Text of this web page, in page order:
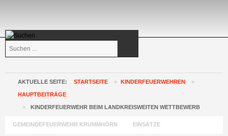
AKTUELLE SEITE: STARTSEITE » KINDERFEUERWEHREN »
HAUPTBEITRÄGE
» KINDERFEUERWEHR BEIM LANDKREISWEITEN WETTBEWERB
GEMEINDEFEUERWEHR KRUMMHÖRN EINSÄTZE